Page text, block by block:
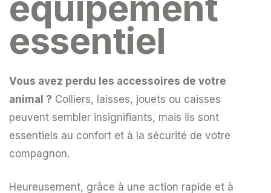
essentiel
Vous avez perdu les accessoires de votre
animal ? Colliers, laisses, jouets ou caisses
peuvent sembler insignifiants, mais ils sont
essentiels au confort et à la sécurité de votre
compagnon.
Heureusement, grâce à une action rapide et à